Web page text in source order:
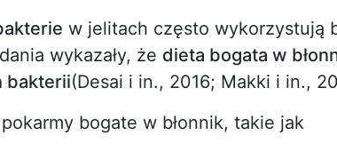
w jelitach często wykorzystują
wykazały, że dieta bogata w
bakterii(Desai i in., 2016; Makki i in.,
bogate w błonnik, takie jak